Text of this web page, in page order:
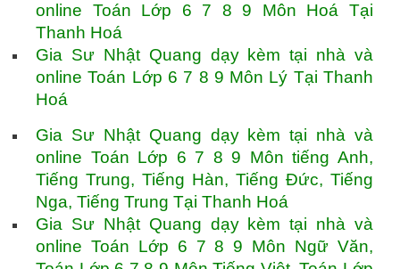
online Toán Lớp 6 7 8 9 Môn Hoá Tại
Thanh Hoá
Gia Sư Nhật Quang dạy kèm tại nhà và
online Toán Lớp 6 7 8 9 Môn Lý Tại Thanh
Hoá
Gia Sư Nhật Quang dạy kèm tại nhà và
online Toán Lớp 6 7 8 9 Môn tiếng Anh,
Tiếng Trung, Tiếng Hàn, Tiếng Đức, Tiếng
Nga, Tiếng Trung Tại Thanh Hoá
Gia Sư Nhật Quang dạy kèm tại nhà và
online Toán Lớp 6 7 8 9 Môn Ngữ Văn,